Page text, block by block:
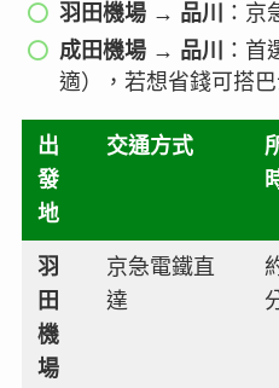
羽田機場 → 品川
：京
成田機場 → 品川
：首
適），若想省錢可搭
出
發
地
交通方式
羽
田
機
場
京急電鐵直
達